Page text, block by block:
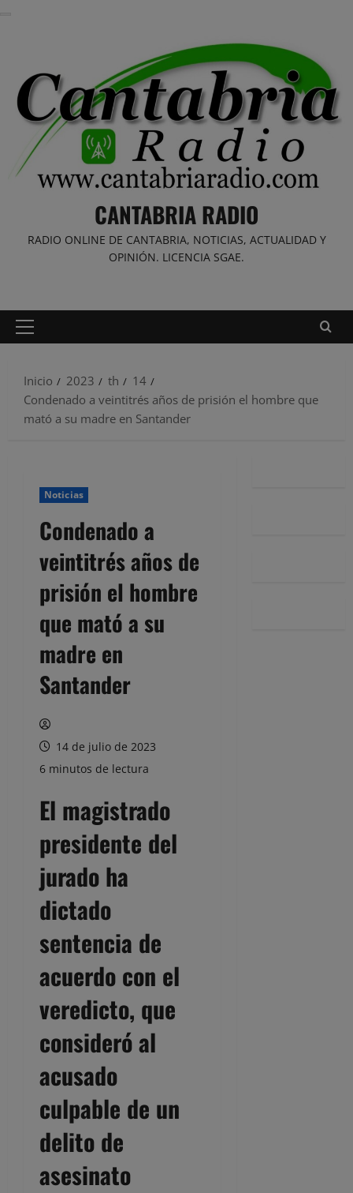
CANTABRIA RADIO
RADIO ONLINE DE CANTABRIA, NOTICIAS, ACTUALIDAD Y
OPINIÓN. LICENCIA SGAE.
Menú
Inicio
2023 th
14
Condenado a veintitrés años de prisión el hombre que
mató a su madre en Santander
Noticias
Condenado a
veintitrés años de
prisión el hombre
que mató a su
madre en
Santander
14 de julio de 2023
6 minutos de lectura
El magistrado
presidente del
jurado ha
dictado
sentencia de
acuerdo con el
veredicto, que
consideró al
acusado
culpable de un
delito de
asesinato